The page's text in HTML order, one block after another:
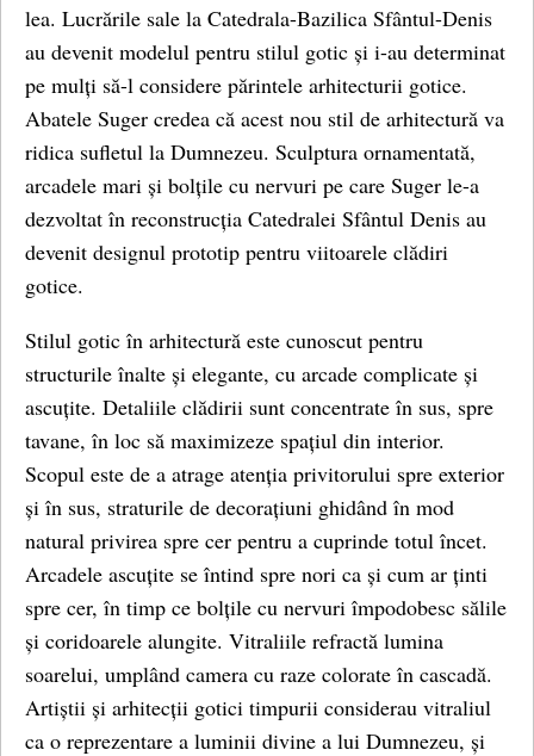
lea. Lucrările sale la Catedrala-Bazilica Sfântul-Denis
au devenit modelul pentru stilul gotic și i-au determinat
pe mulți să-l considere părintele arhitecturii gotice.
Abatele Suger credea că acest nou stil de arhitectură va
ridica sufletul la Dumnezeu. Sculptura ornamentată,
arcadele mari și bolțile cu nervuri pe care Suger le-a
dezvoltat în reconstrucția Catedralei Sfântul Denis au
devenit designul prototip pentru viitoarele clădiri
gotice.
Stilul gotic în arhitectură este cunoscut pentru
structurile înalte și elegante, cu arcade complicate și
ascuțite. Detaliile clădirii sunt concentrate în sus, spre
tavane, în loc să maximizeze spațiul din interior.
Scopul este de a atrage atenția privitorului spre exterior
și în sus, straturile de decorațiuni ghidând în mod
natural privirea spre cer pentru a cuprinde totul încet.
Arcadele ascuțite se întind spre nori ca și cum ar ținti
spre cer, în timp ce bolțile cu nervuri împodobesc sălile
și coridoarele alungite. Vitraliile refractă lumina
soarelui, umplând camera cu raze colorate în cascadă.
Artiștii și arhitecții gotici timpurii considerau vitraliul
ca o reprezentare a luminii divine a lui Dumnezeu, și